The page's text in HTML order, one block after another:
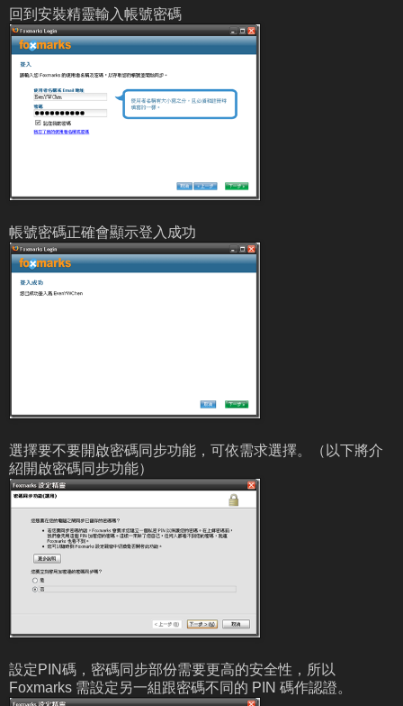
回到安裝精靈輸入帳號密碼
帳號密碼正確會顯示登入成功
選擇要不要開啟密碼同步功能，可依需求選擇。（以下將介
紹開啟密碼同步功能）
設定PIN碼，密碼同步部份需要更高的安全性，所以
Foxmarks 需設定另一組跟密碼不同的 PIN 碼作認證。